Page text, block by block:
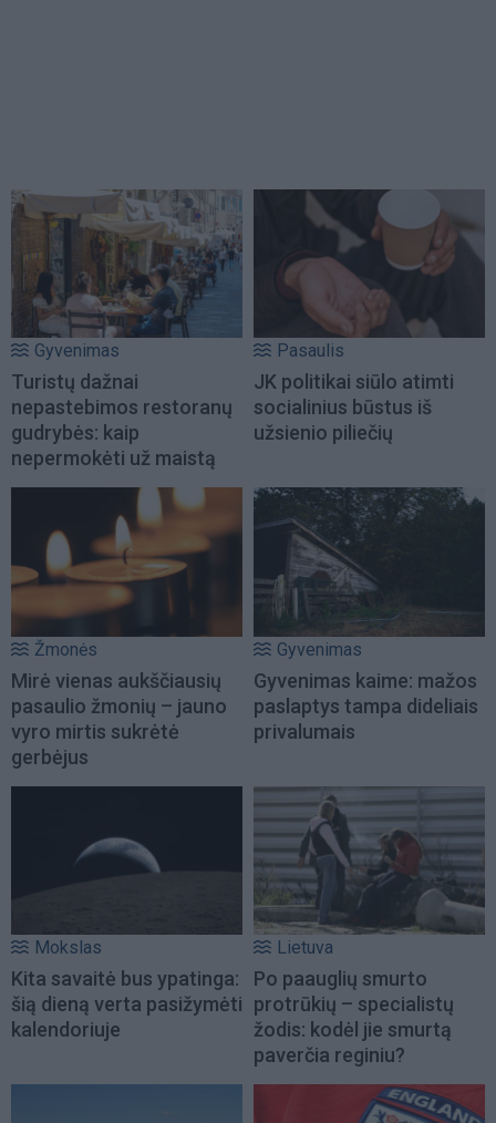
Gyvenimas
Turistų dažnai
nepastebimos restoranų
gudrybės: kaip
nepermokėti už maistą
Pasaulis
JK politikai siūlo atimti
socialinius būstus iš
užsienio piliečių
Žmonės
Mirė vienas aukščiausių
pasaulio žmonių – jauno
vyro mirtis sukrėtė
gerbėjus
Gyvenimas
Gyvenimas kaime: mažos
paslaptys tampa dideliais
privalumais
Mokslas
Kita savaitė bus ypatinga:
šią dieną verta pasižymėti
kalendoriuje
Lietuva
Po paauglių smurto
protrūkių – specialistų
žodis: kodėl jie smurtą
paverčia reginiu?